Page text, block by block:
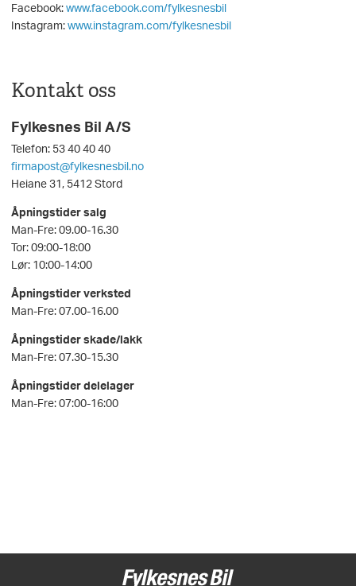
Facebook:www.facebook.com/fylkesnesbil
Instagram:www.instagram.com/fylkesnesbil
Kontakt oss
Fylkesnes Bil A/S
Telefon: 53 40 40 40
firmapost@fylkesnesbil.no
Heiane 31, 5412 Stord
Åpningstider salg
Man-Fre: 09.00-16.30
Tor: 09:00-18:00
Lør: 10:00-14:00
Åpningstider verksted
Man-Fre: 07.00-16.00
Åpningstider skade/lakk
Man-Fre: 07.30-15.30
Åpningstider delelager
Man-Fre: 07:00-16:00